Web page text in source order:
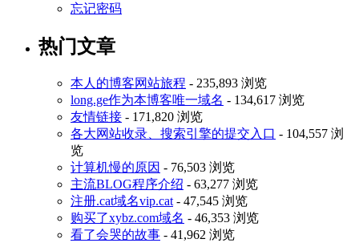
忘记密码
热门文章
本人的博客网站旅程 - 235,893 浏览
long.ge作为本博客唯一域名 - 134,617 浏览
友情链接 - 171,820 浏览
各大网站收录、搜索引擎的提交入口 - 104,557 浏
览
计算机慢的原因 - 76,503 浏览
主流BLOG程序介绍 - 63,277 浏览
注册.cat域名vip.cat - 47,545 浏览
购买了xybz.com域名 - 46,353 浏览
看了会哭的故事 - 41,962 浏览